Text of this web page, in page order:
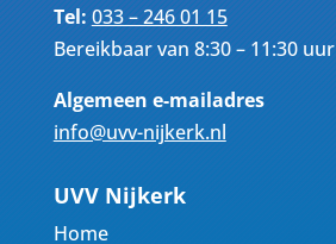
Tel:033 – 246 01 15
Bereikbaar van 8:30 – 11:30 uur
Algemeen e-mailadres
info@uvv-nijkerk.nl
UVV Nijkerk
Home